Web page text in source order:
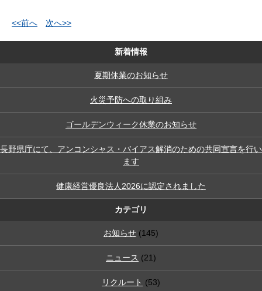
<<前へ 次へ>>
新着情報
夏期休業のお知らせ
火災予防への取り組み
ゴールデンウィーク休業のお知らせ
長野県庁にて、アンコンシャス・バイアス解消のための共同宣言を行い
ます
健康経営優良法人2026に認定されました
カテゴリ
お知らせ (145)
ニュース (21)
リクルート (53)